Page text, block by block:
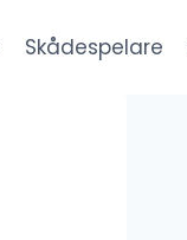
Skådespelare